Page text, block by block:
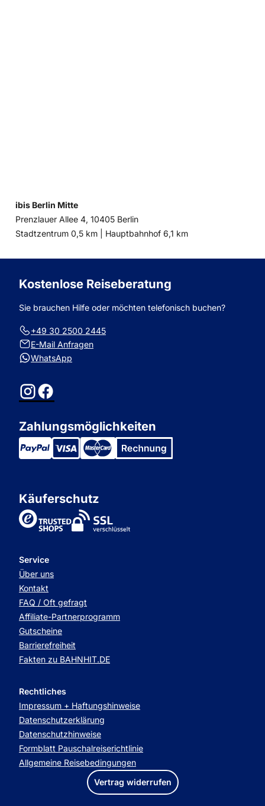
ibis Berlin Mitte
Prenzlauer Allee 4, 10405 Berlin
Entfernung
Stadtzentrum 0,5 km | Entfernung
Hauptbahnhof 6,1 km
Kostenlose Reiseberatung
Sie brauchen Hilfe oder möchten telefonisch buchen?
+49 30 2500 2445
E-Mail Anfragen
WhatsApp
InstagramFacebook
Zahlungsmöglichkeiten
Käuferschutz
TrustedShops
Service
Über uns
Kontakt
FAQ / Oft gefragt
Affiliate-Partnerprogramm
Gutscheine
Barrierefreiheit
Fakten zu BAHNHIT.DE
Rechtliches
Impressum + Haftungshinweise
Datenschutzerklärung
Datenschutzhinweise
Formblatt Pauschalreiserichtlinie
Allgemeine Reisebedingungen
Vertrag widerrufen